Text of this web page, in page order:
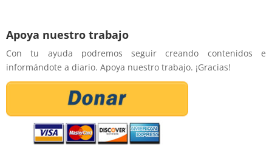
Apoya nuestro trabajo
Con tu ayuda podremos seguir creando contenidos e
informándote a diario. Apoya nuestro trabajo. ¡Gracias!